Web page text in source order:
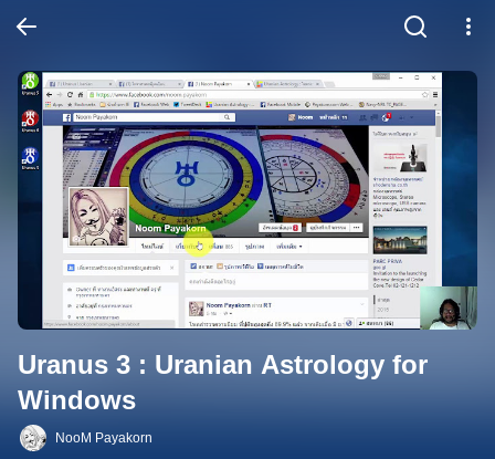
Uranus 3 : Uranian Astrology for
Windows
NooM Payakorn